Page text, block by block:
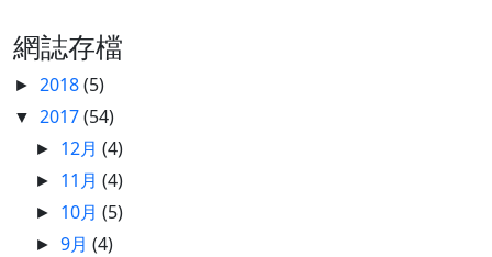
網誌存檔
► 2018(5)
▼ 2017(54)
► 12月(4)
► 11月(4)
► 10月(5)
►9月(4)